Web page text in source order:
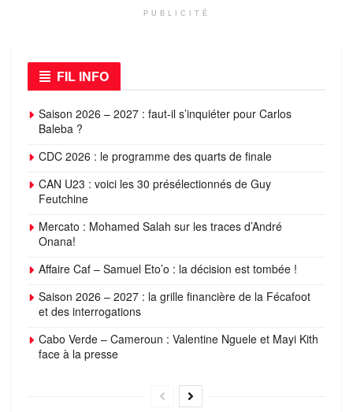
PUBLICITÉ
FIL INFO
Saison 2026 – 2027 : faut-il s’inquiéter pour Carlos
Baleba ?
CDC 2026 : le programme des quarts de finale
CAN U23 : voici les 30 présélectionnés de Guy
Feutchine
Mercato : Mohamed Salah sur les traces d’André
Onana!
Affaire Caf – Samuel Eto’o : la décision est tombée !
Saison 2026 – 2027 : la grille financière de la Fécafoot
et des interrogations
Cabo Verde – Cameroun : Valentine Nguele et Mayi Kith
face à la presse